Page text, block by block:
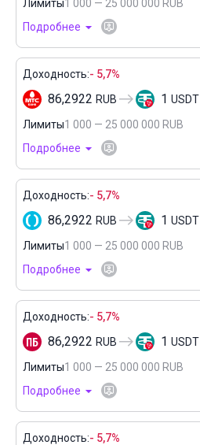
Лимиты1 000 — 25 000 000 RUB
Подробнее
Доходность:- 5,7%
86,2922 RUB 1 USDT
Лимиты1 000 — 25 000 000 RUB
Подробнее
Доходность:- 5,7%
86,2922 RUB 1 USDT
Лимиты1 000 — 25 000 000 RUB
Подробнее
Доходность:- 5,7%
86,2922 RUB 1 USDT
Лимиты1 000 — 25 000 000 RUB
Подробнее
Доходность:- 5,7%